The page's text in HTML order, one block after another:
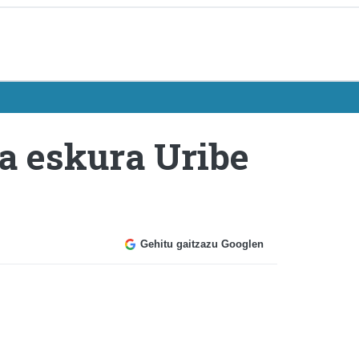
eskura Uribe
Gehitu gaitzazu Googlen